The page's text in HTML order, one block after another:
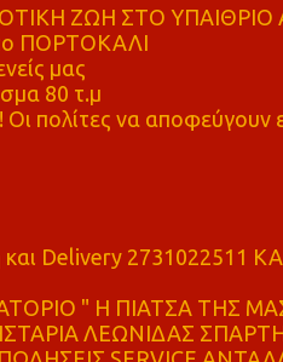
ΖΩΗ ΣΤΟ ΥΠΑΙΘΡΙΟ
ΠΟΡΤΟΚΑΛΙ
μας
80 τ.μ
να αποφεύγουν
και Delivery
" Η ΠΙΑΤΣΑ ΤΗΣ
ΛΕΩΝΙΔΑΣ ΣΠΑΡΤΗ